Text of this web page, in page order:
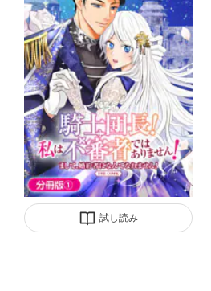
試し読み